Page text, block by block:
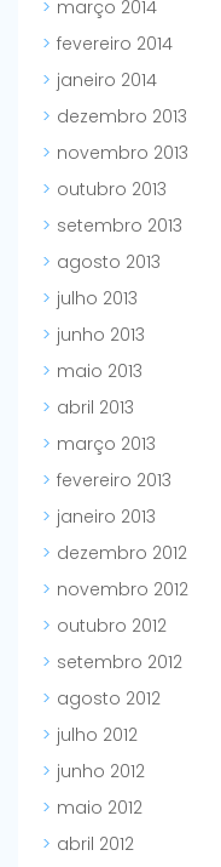
março 2014
fevereiro 2014
janeiro 2014
dezembro 2013
novembro 2013
outubro 2013
setembro 2013
agosto 2013
julho 2013
junho 2013
maio 2013
abril 2013
março 2013
fevereiro 2013
janeiro 2013
dezembro 2012
novembro 2012
outubro 2012
setembro 2012
agosto 2012
julho 2012
junho 2012
maio 2012
abril 2012